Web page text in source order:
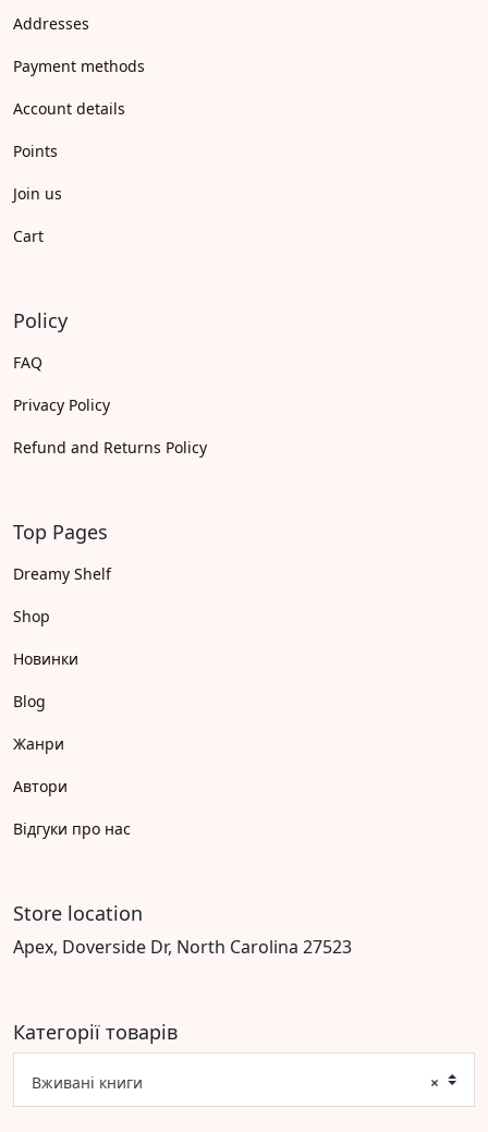
Addresses
Payment methods
Account details
Points
Join us
Cart
Policy
FAQ
Privacy Policy
Refund and Returns Policy
Top Pages
Dreamy Shelf
Shop
Новинки
Blog
Жанри
Автори
Відгуки про нас
Store location
Apex, Doverside Dr, North Carolina 27523
Категорії товарів
×
Вживані книги